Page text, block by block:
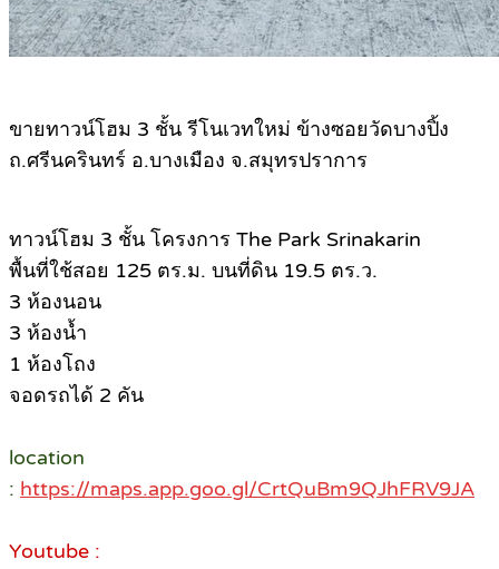
ขายทาวน์โฮม 3 ชั้น รีโนเวทใหม่ ข้างซอยวัดบางปิ้ง
ถ.ศรีนครินทร์ อ.บางเมือง จ.สมุทรปราการ
ทาวน์โฮม 3 ชั้น โครงการ The Park Srinakarin
พื้นที่ใช้สอย 125 ตร.ม. บนที่ดิน 19.5 ตร.ว.
3 ห้องนอน
3 ห้องน้ำ
1 ห้องโถง
จอดรถได้ 2 คัน
location
: https://maps.app.goo.gl/CrtQuBm9QJhFRV9JA
Youtube :